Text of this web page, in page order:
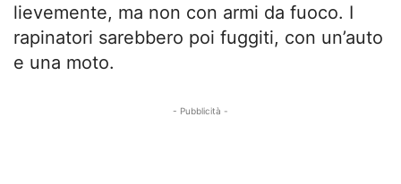
lievemente, ma non con armi da fuoco. I
rapinatori sarebbero poi fuggiti, con un’auto
e una moto.
- Pubblicità -